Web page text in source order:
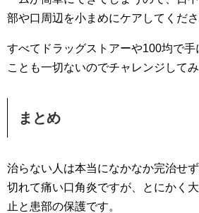
部や口周辺を小まめにケアしてくださ
すべてドラッグストアーや100均で
ことも一切ないのでチャレンジしてみ
まとめ
治らない人は本当になかなか完治せ
切れて痛い口角炎ですが、とにかく
止と患部の保護です。